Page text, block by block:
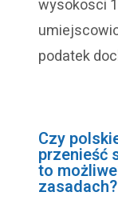
wysokosci
podatek
Czy
przenieść
to
zasadach?